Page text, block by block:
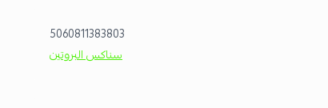
5060811383803
سناكس البروتين